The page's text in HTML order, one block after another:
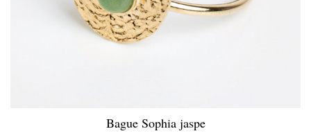
Bague Sophia jaspe